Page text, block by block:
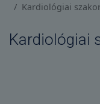
Kardiológiai
Kardiológiai